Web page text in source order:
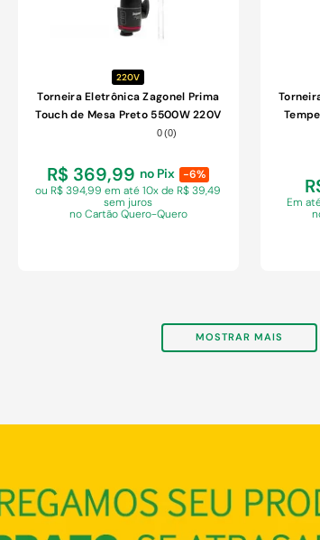
220V
Torneira Eletrônica Zagonel Prima
Touch de Mesa Preto 5500W 220V
0(0)
R$ 369,99 no Pix
-6%
ou R$ 394,99 ematé 10x de R$ 39,49
sem juros
no Cartão Quero-Quero
Em
MOSTRAR MAIS